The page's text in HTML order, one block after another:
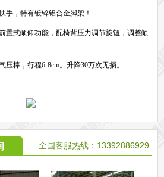
手，特有镀锌铝合金脚架！
置式倾仰功能，配椅背压力调节旋钮，调整倾
棒，行程6-8cm。升降30万次无损。
全国客服热线：13392886929